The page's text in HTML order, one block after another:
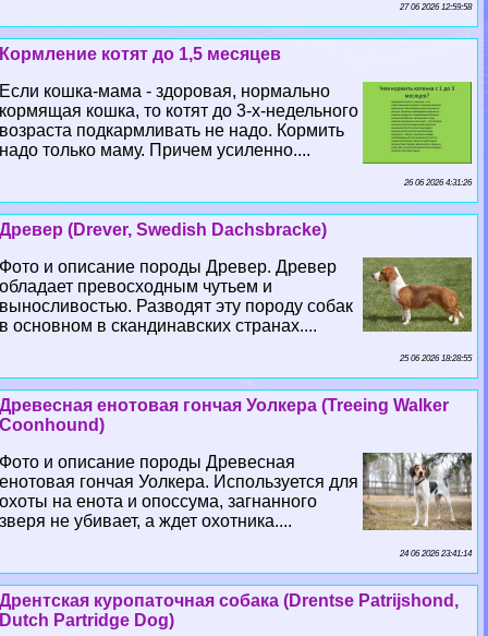
27 06 2026 12:59:58
Кормление котят до 1,5 месяцев
Если кошка-мама - здоровая, нормально
кормящая кошка, то котят до 3-х-недельного
возраста подкармливать не надо. Кормить
надо только маму. Причем усиленно....
26 06 2026 4:31:26
Древер (Drever, Swedish Dachsbracke)
Фото и описание породы Древер. Древер
обладает превосходным чутьем и
выносливостью. Разводят эту породу собак
в основном в скандинавских странах....
25 06 2026 18:28:55
Древесная енотовая гончая Уолкера (Treeing Walker
Coonhound)
Фото и описание породы Древесная
енотовая гончая Уолкера. Используется для
охоты на енота и опоссума, загнанного
зверя не убивает, а ждет охотника....
24 06 2026 23:41:14
Дрентская куропаточная собака (Drentse Patrijshond,
Dutch Partridge Dog)